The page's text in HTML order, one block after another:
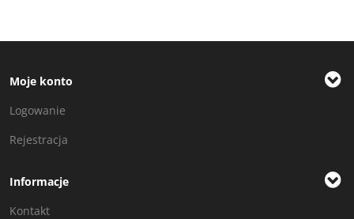
Moje konto
Logowanie
Rejestracja
Informacje
Kontakt